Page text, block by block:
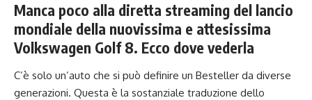
Manca poco alla diretta streaming del lancio
mondiale della nuovissima e attesissima
Volkswagen Golf 8. Ecco dove vederla
C’è solo un’auto che si può definire un Besteller da diverse
generazioni. Questa è la sostanziale traduzione dello